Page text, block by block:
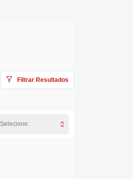
Filtrar Resultados
Selecione: